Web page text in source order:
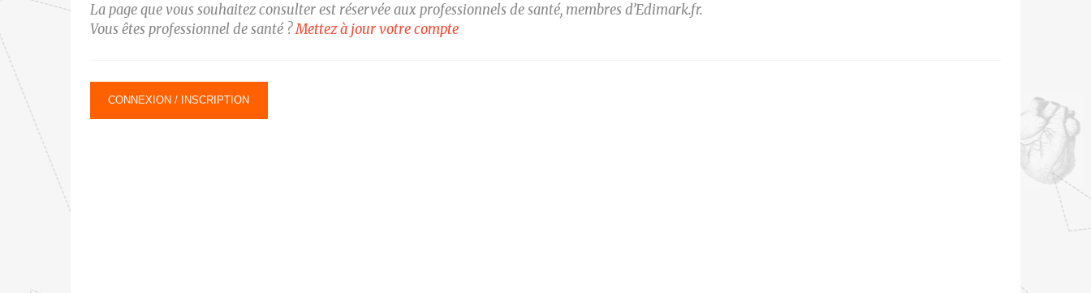
La page que vous souhaitez consulter est réservée aux professionnels de santé, membres d’Edimark.fr.
Vous êtes professionnel de santé ?Mettez à jour votre compte
CONNEXION / INSCRIPTION